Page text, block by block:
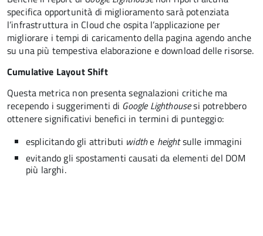
specifica opportunità di miglioramento sarà potenziata
l’infrastruttura in Cloud che ospita l’applicazione per
migliorare i tempi di caricamento della pagina agendo anche
su una più tempestiva elaborazione e download delle risorse.
Cumulative Layout Shift
Questa metrica non presenta segnalazioni critiche ma
recependo i suggerimenti di Google Lighthousesi potrebbero
ottenere significativi benefici in termini di punteggio:
esplicitando gli attributi widthe heightsulle immagini
evitando gli spostamenti causati da elementi del DOM
più larghi.